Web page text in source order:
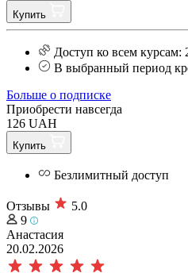
Купить
Доступ ко всем курсам:
В выбранный период
Больше о подписке
Приобрести навсегда
126 UAH
Купить
Безлимитный доступ
Отзывы
5.0
9
Анастасия
20.02.2026